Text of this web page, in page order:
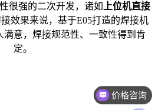
很强的二次开发，诸如 上位机直接
效果来说，基于E05打造的焊接机
意，焊接规范性、一致性得到肯
定。
价格咨询